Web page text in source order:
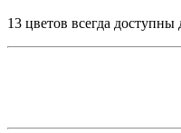
13 цветов всегда